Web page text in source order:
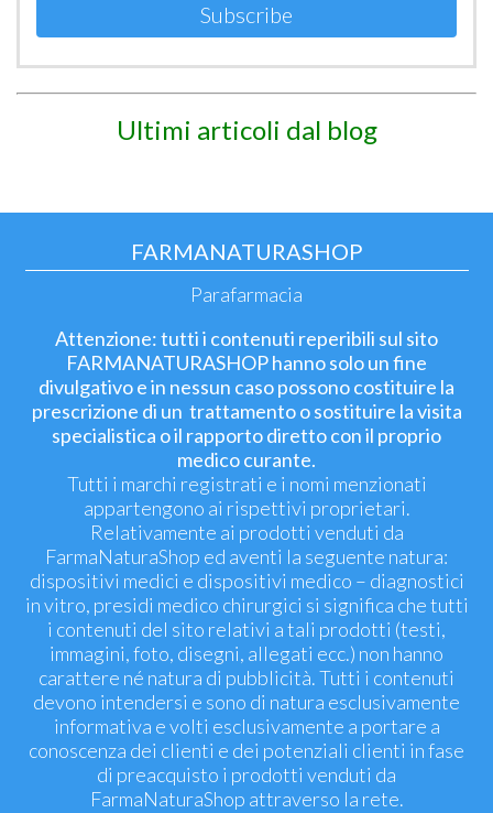
Subscribe
Ultimi articoli dal blog
FARMANATURASHOP
Parafarmacia
Attenzione: tutti i contenuti reperibili sul sito
FARMANATURASHOP hanno solo un fine
divulgativo e in nessun caso possono costituire la
prescrizione di un trattamento o sostituire la visita
specialistica o il rapporto diretto con il proprio
medico curante.
Tutti i marchi registrati e i nomi menzionati
appartengono ai rispettivi proprietari.
Relativamente ai prodotti venduti da
FarmaNaturaShop ed aventi la seguente natura:
dispositivi medici e dispositivi medico – diagnostici
in vitro, presidi medico chirurgici si significa che tutti
i contenuti del sito relativi a tali prodotti (testi,
immagini, foto, disegni, allegati ecc.) non hanno
carattere né natura di pubblicità. Tutti i contenuti
devono intendersi e sono di natura esclusivamente
informativa e volti esclusivamente a portare a
conoscenza dei clienti e dei potenziali clienti in fase
di preacquisto i prodotti venduti da
FarmaNaturaShop attraverso la rete.